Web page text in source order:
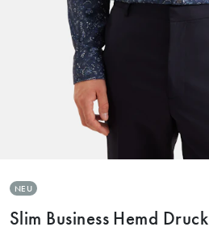
NEU
Slim Business Hemd Druck